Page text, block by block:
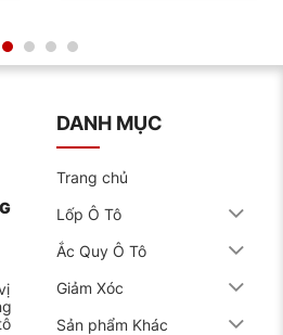
tinh khiết cao.
động nhanh có hệ thống ISG.
tăng độ bền thì nó còn tăng
thích hợp cho xe có hệ
liệu cho xe.
năng với công nghệ kiểm
DANH MỤC
Trang chủ
Lốp Ô Tô
Ắc Quy Ô Tô
Giảm Xóc
Sản phẩm Khác